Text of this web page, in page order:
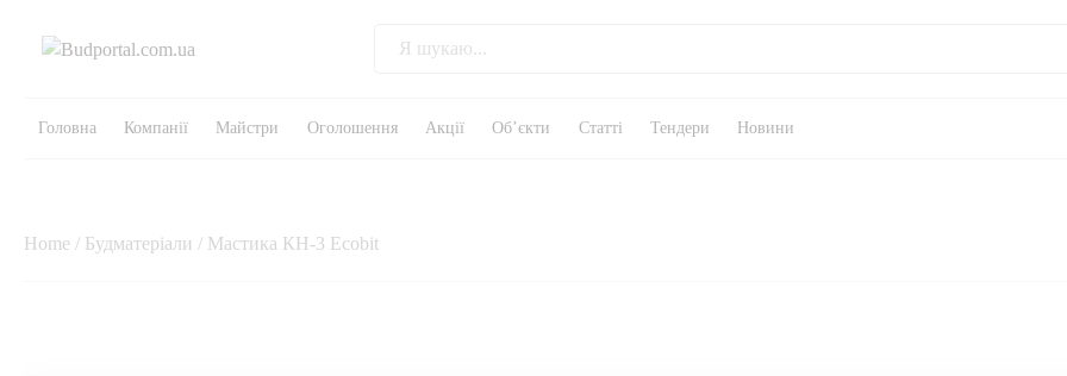
Головна Компанії Майстри Оголошення Акції Об’єкти Статті Тендери Новини
Home / Будматеріали / Мастика КН-3 Ecobit